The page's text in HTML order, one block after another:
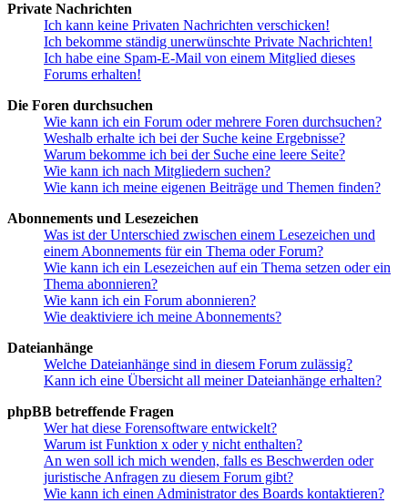
Private Nachrichten
Ich kann keine Privaten Nachrichten verschicken!
Ich bekomme ständig unerwünschte Private Nachrichten!
Ich habe eine Spam-E-Mail von einem Mitglied dieses
Forums erhalten!
Die Foren durchsuchen
Wie kann ich ein Forum oder mehrere Foren durchsuchen?
Weshalb erhalte ich bei der Suche keine Ergebnisse?
Warum bekomme ich bei der Suche eine leere Seite?
Wie kann ich nach Mitgliedern suchen?
Wie kann ich meine eigenen Beiträge und Themen finden?
Abonnements und Lesezeichen
Was ist der Unterschied zwischen einem Lesezeichen und
einem Abonnements für ein Thema oder Forum?
Wie kann ich ein Lesezeichen auf ein Thema setzen oder ein
Thema abonnieren?
Wie kann ich ein Forum abonnieren?
Wie deaktiviere ich meine Abonnements?
Dateianhänge
Welche Dateianhänge sind in diesem Forum zulässig?
Kann ich eine Übersicht all meiner Dateianhänge erhalten?
phpBB betreffende Fragen
Wer hat diese Forensoftware entwickelt?
Warum ist Funktion x oder y nicht enthalten?
An wen soll ich mich wenden, falls es Beschwerden oder
juristische Anfragen zu diesem Forum gibt?
Wie kann ich einen Administrator des Boards kontaktieren?